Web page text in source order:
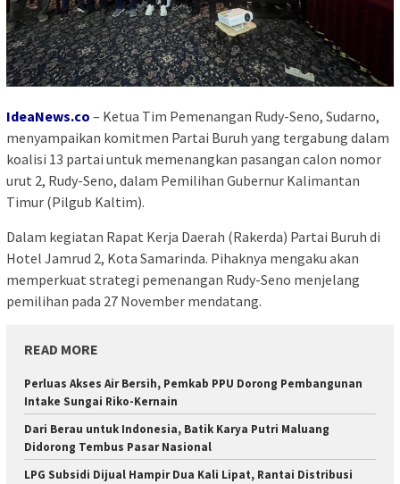
IdeaNews.co – Ketua Tim Pemenangan Rudy-Seno, Sudarno,
menyampaikan komitmen Partai Buruh yang tergabung dalam
koalisi 13 partai untuk memenangkan pasangan calon nomor
urut 2, Rudy-Seno, dalam Pemilihan Gubernur Kalimantan
Timur (Pilgub Kaltim).
Dalam kegiatan Rapat Kerja Daerah (Rakerda) Partai Buruh di
Hotel Jamrud 2, Kota Samarinda. Pihaknya mengaku akan
memperkuat strategi pemenangan Rudy-Seno menjelang
pemilihan pada 27 November mendatang.
READ MORE
Perluas Akses Air Bersih, Pemkab PPU Dorong Pembangunan
Intake Sungai Riko-Kernain
Dari Berau untuk Indonesia, Batik Karya Putri Maluang
Didorong Tembus Pasar Nasional
LPG Subsidi Dijual Hampir Dua Kali Lipat, Rantai Distribusi